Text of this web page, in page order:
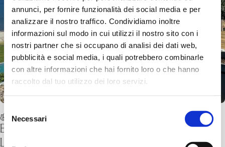
annunci, per fornire funzionalità dei social media e per
analizzare il nostro traffico. Condividiamo inoltre
informazioni sul modo in cui utilizzi il nostro sito con i
nostri partner che si occupano di analisi dei dati web,
pubblicità e social media, i quali potrebbero combinarle
con altre informazioni che hai fornito loro o che hanno
raccolto dal tuo utilizzo dei loro servizi.
del
consenso
Necessari
Buoni Ingressi
Buoni regalo ingresso Bagni salini naturali &
Lido Locarno